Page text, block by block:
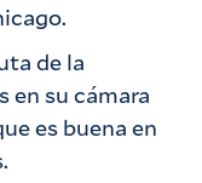
de la
en su cámara
es buena en